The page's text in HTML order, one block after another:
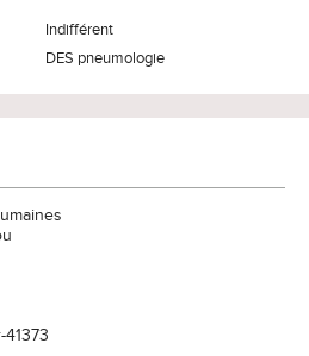
Indifférent
DES pneumologie